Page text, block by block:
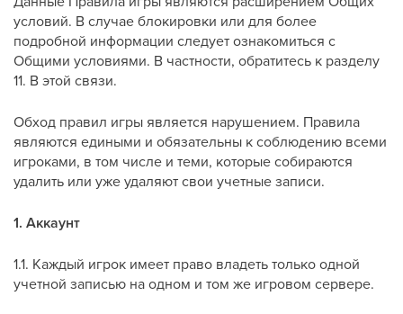
условий. В случае блокировки или для более
подробной информации следует ознакомиться с
Общими условиями. В частности, обратитесь к разделу
11. В этой связи.
Обход правил игры является нарушением. Правила
являются едиными и обязательны к соблюдению всеми
игроками, в том числе и теми, которые собираются
удалить или уже удаляют свои учетные записи.
1. Аккаунт
1.1. Каждый игрок имеет право владеть только одной
учетной записью на одном и том же игровом сервере.